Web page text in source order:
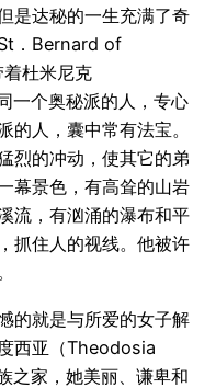
是达秘的一生充满了奇
．Bernard of
杜米尼克
一个奥秘派的人，专心
的人，囊中常有法宝。
烈的冲动，使其它的弟
幕景色，有高耸的山岩
流，有汹涌的瀑布和平
抓住人的视线。他被许
的就是与所爱的女子解
西亚（Theodosia
家，她美丽、谦卑和